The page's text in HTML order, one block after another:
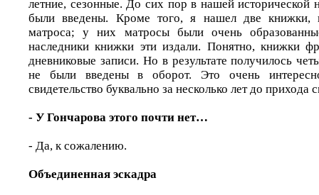
летние, сезонные. До сих пор в нашей исторической
были введены. Кроме того, я нашел две книжки,
матроса; у них матросы были очень
наследники книжки эти издали. Понятно, книжки
дневниковые записи. Но в результате получилось
не были введены в оборот. Это очень
свидетельство буквально за несколько лет до прихода
- У Гончарова этого почти нет…
- Да, к сожалению.
Объединенная эскадра